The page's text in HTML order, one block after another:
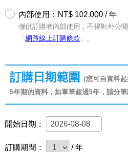
內部使用：NT$ 102,000 / 年
僅供訂購者內部使用，不得對外公
「 網路線上訂購條款 」。
訂購日期範圍
(您可自資料
5年期的資料，如單筆超過5年，請分
開始日期：
訂購期間： / 年